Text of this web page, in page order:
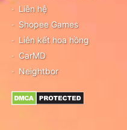
Liên hệ
Shopee Games
Liên kết hoa hồng
CarMD
Neightbor